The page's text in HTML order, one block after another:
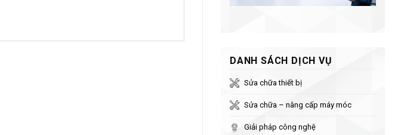
DANH SÁCH DỊCH VỤ
Sửa chữa thiết bị
Sửa chữa – nâng cấp máy móc
Giải pháp công nghệ